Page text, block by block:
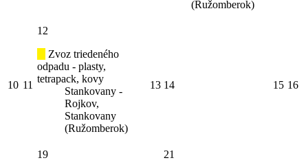
(Ružomberok)
10 11
12
Zvoz triedeného
odpadu - plasty,
tetrapack, kovy
Stankovany -
Rojkov,
Stankovany
(Ružomberok)
13 14 15 16
19
21